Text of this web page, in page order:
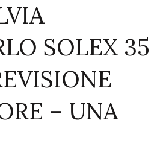
SOLEX 35
– UNA